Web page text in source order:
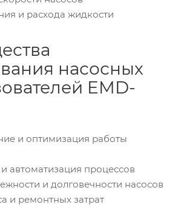
и расхода жидкости
насосных
EMD-
и оптимизация работы
автоматизация процессов
и долговечности насосов
и ремонтных затрат